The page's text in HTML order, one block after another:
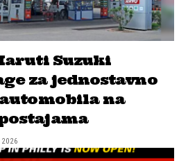
Suzuki
za jednostavno
na